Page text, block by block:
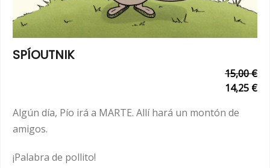
SPÍOUTNIK
15,00 €
14,25 €
Algún día, Pío irá a MARTE. Allí hará un montón de
amigos.
¡Palabra de pollito!